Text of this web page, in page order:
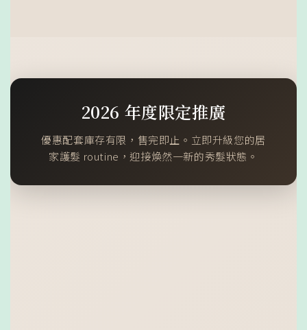
2026 年度限定推廣
優惠配套庫存有限，售完即止。立即升級您的居
家護髮 routine，迎接煥然一新的秀髮狀態。